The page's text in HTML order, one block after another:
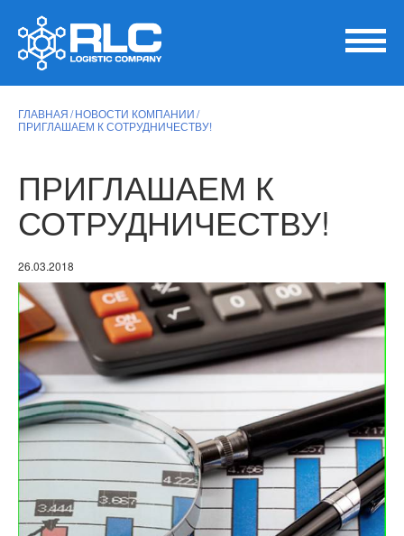
ГЛАВНАЯ НОВОСТИ КОМПАНИИ
ПРИГЛАШАЕМ К СОТРУДНИЧЕСТВУ!
ПРИГЛАШАЕМ К
СОТРУДНИЧЕСТВУ!
26.03.2018